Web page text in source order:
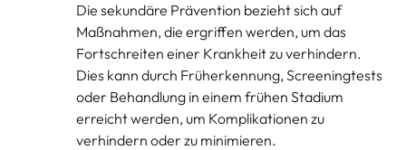
Die sekundäre Prävention bezieht sich auf
Maßnahmen, die ergriffen werden, um das
Fortschreiten einer Krankheit zu verhindern.
Dies kann durch Früherkennung, Screeningtests
oder Behandlung in einem frühen Stadium
erreicht werden, um Komplikationen zu
verhindern oder zu minimieren.